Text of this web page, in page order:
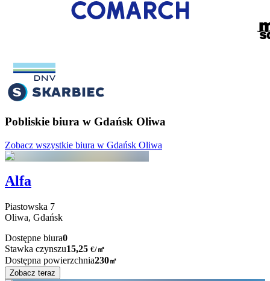
Pobliskie biura w Gdańsk Oliwa
Zobacz wszystkie biura w Gdańsk Oliwa
Alfa
Piastowska 7
Oliwa, Gdańsk
Dostępne biura0
Stawka czynszu15,25 €/㎡
Dostępna powierzchnia230㎡
Zobacz teraz